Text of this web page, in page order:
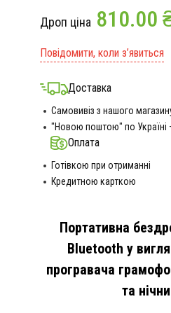
Дроп ціна 810.00
Повідомити, коли з’явиться
Доставка
Самовивіз з нашого
"Новою поштою" по Україні
Оплата
Готівкою при отриманні
Кредитною карткою
Портативна
Bluetooth у
програвача
та